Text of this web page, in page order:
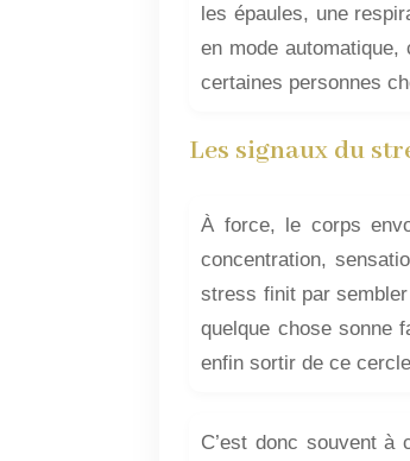
les épaules, une
en mode
certaines personnes
Les signaux du
À force, le corps
concentration,
stress finit par sembler
quelque chose sonne
enfin sortir de ce
C’est donc souvent à